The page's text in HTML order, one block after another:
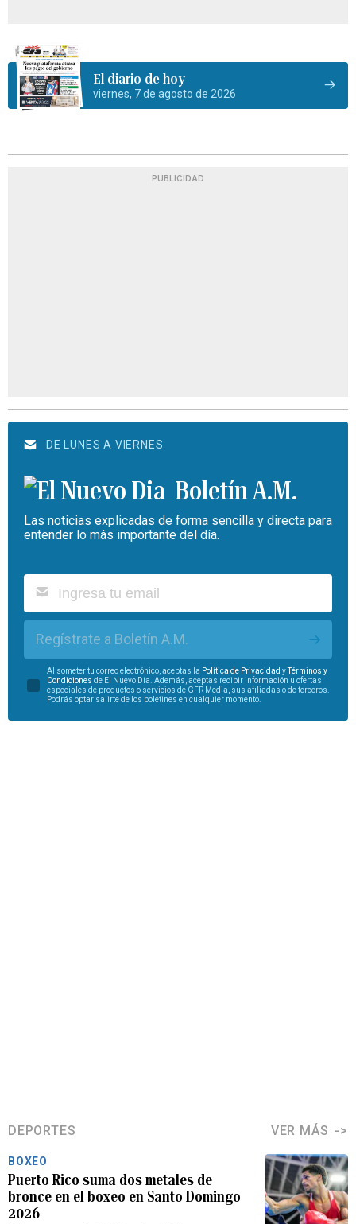
El diario de hoy
viernes, 7 de agosto de 2026
PUBLICIDAD
DE LUNES A VIERNES
Boletín A.M.
Las noticias explicadas de forma sencilla y directa para
entender lo más importante del día.
Regístrate a Boletín A.M.
Al someter tu correo electrónico, aceptas la Política de Privacidad y
Términos y
Condiciones de El Nuevo Día. Además, aceptas recibir información u ofertas
especiales de productos o servicios de GFR Media, sus afiliadas o de terceros.
Podrás optar salirte de los boletines en cualquier momento.
DEPORTES VER MÁS
BOXEO
Puerto Rico suma dos metales de
bronce en el boxeo en Santo Domingo
2026